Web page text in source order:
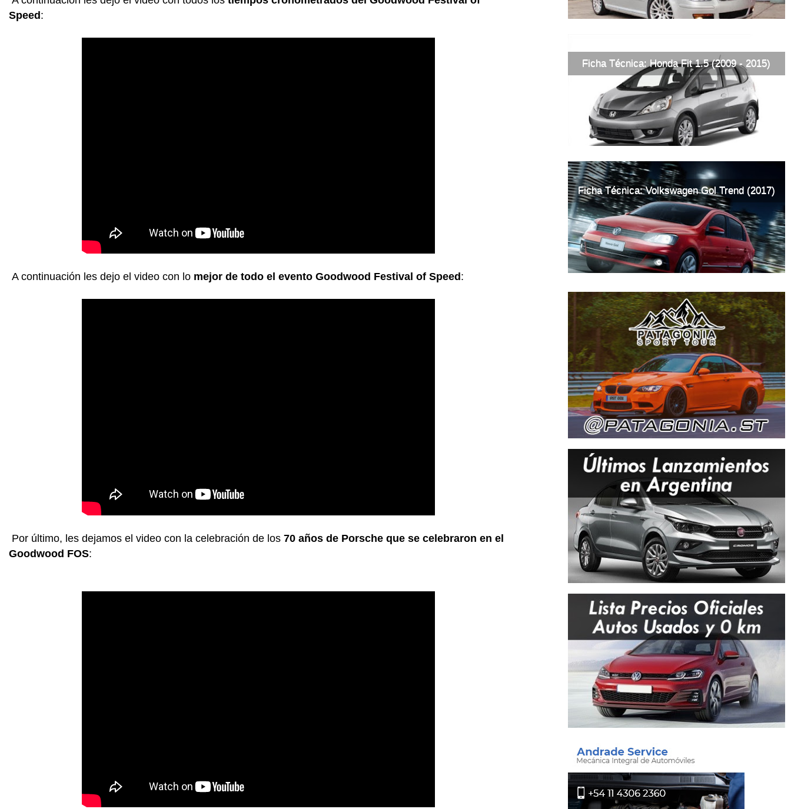
Speed:
A continuación les dejo el video con lo mejor de todo el evento Goodwood Festival of Speed :
Por último, les dejamos el video con la celebración de los 70 años de Porsche que se celebraron en el
Goodwood FOS:
Ficha Técnica: Honda Fit 1.5 (2009 - 2015)
Ficha Técnica: Volkswagen Gol Trend (2017)